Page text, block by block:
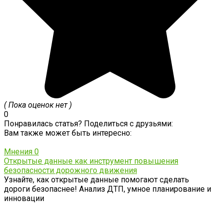
( Пока оценок нет )
0
Понравилась статья? Поделиться с друзьями:
Вам также может быть интересно:
Мнения 0
Открытые данные как инструмент повышения
безопасности дорожного движения
Узнайте, как открытые данные помогают сделать
дороги безопаснее! Анализ ДТП, умное планирование и
инновации